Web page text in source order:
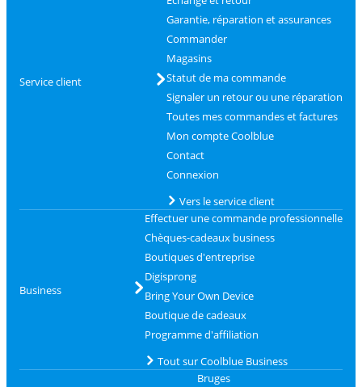
Service client
Garantie, réparation et assurances
Commander
Magasins
Statut de ma commande
Signaler un retour ou une réparation
Toutes mes commandes et factures
Mon compte Coolblue
Contact
Connexion
Vers le service client
Business
Effectuer une commande professionnelle
Chèques-cadeaux business
Boutiques d'entreprise
Digisprong
Bring Your Own Device
Boutique de cadeaux
Programme d'affiliation
Tout sur Coolblue Business
Bruges